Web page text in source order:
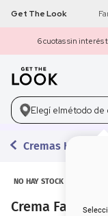
Get The Look
6 cuotas sin interés
Buscar
Elegí elmétodo de
Cremas
NO HAY STOCK
Crema Facial
get the look
máscara pestañas
3. loreal
4. brochas
5. corrector